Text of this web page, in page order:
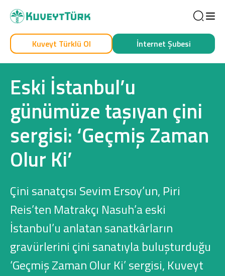
Kendim İçin
Araç Finansmanı
Konut Finansmanı
Yatırım Fonları
Kuveyt Türklü Ol İnternet Şubesi
Eski İstanbul’u
günümüze taşıyan çini
sergisi: ‘Geçmiş Zaman
Olur Ki’
Çini sanatçısı Sevim Ersoy’un, Piri
Reis’ten Matrakçı Nasuh’a eski
İstanbul’u anlatan sanatkârların
gravürlerini çini sanatıyla buluşturduğu
‘Geçmiş Zaman Olur Ki’ sergisi, Kuveyt